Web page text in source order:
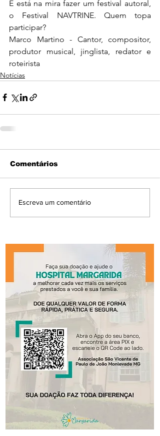
E está na mira fazer um festival autoral,
o Festival NAVTRINE. Quem topa
participar?
Marco Martino - Cantor, compositor,
produtor musical, jinglista, redator e
roteirista
Notícias
Comentários
Escreva um comentário